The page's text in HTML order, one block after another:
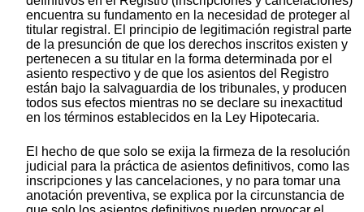
encuentra su fundamento en la necesidad de proteger al
titular registral. El principio de legitimación registral parte
de la presunción de que los derechos inscritos existen y
pertenecen a su titular en la forma determinada por el
asiento respectivo y de que los asientos del Registro
están bajo la salvaguardia de los tribunales, y producen
todos sus efectos mientras no se declare su inexactitud
en los términos establecidos en la Ley Hipotecaria.
El hecho de que solo se exija la firmeza de la resolución
judicial para la práctica de asientos definitivos, como las
inscripciones y las cancelaciones, y no para tomar una
anotación preventiva, se explica por la circunstancia de